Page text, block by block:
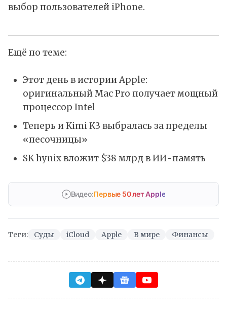
выбор пользователей iPhone.
Ещё по теме:
Этот день в истории Apple:
оригинальный Mac Pro получает мощный
процессор Intel
Теперь и Kimi K3 выбралась за пределы
«песочницы»
SK hynix вложит $38 млрд в ИИ-память
Видео:Первые 50 лет Apple
Теги: Суды iCloud Apple В мире Финансы